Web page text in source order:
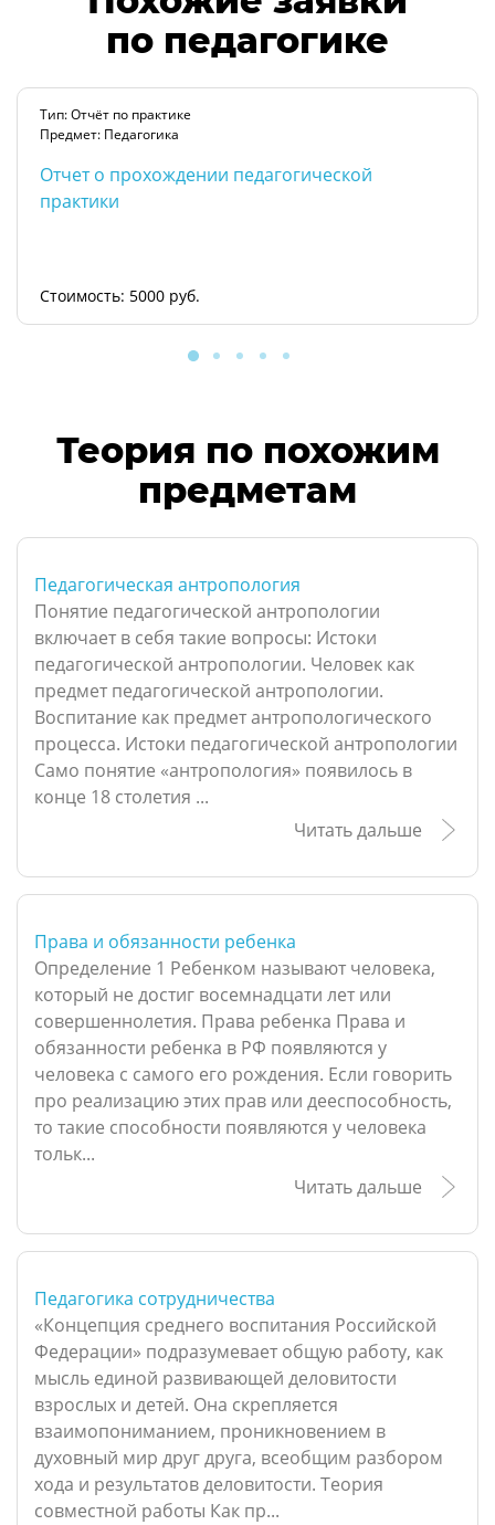
по педагогике
Тип: Отчёт по практике
Предмет: Педагогика
Отчет о прохождении педагогической
практики
Стоимость: 5000 руб.
Теория по похожим
предметам
Педагогическая антропология
Понятие педагогической антропологии
включает в себя такие вопросы: Истоки
педагогической антропологии. Человек как
предмет педагогической антропологии.
Воспитание как предмет антропологического
процесса. Истоки педагогической антропологии
Само понятие «антропология» появилось в
конце 18 столетия ...
Читать дальше
Права и обязанности ребенка
Определение 1 Ребенком называют человека,
который не достиг восемнадцати лет или
совершеннолетия. Права ребенка Права и
обязанности ребенка в РФ появляются у
человека с самого его рождения. Если говорить
про реализацию этих прав или дееспособность,
то такие способности появляются у человека
тольк...
Читать дальше
Педагогика сотрудничества
«Концепция среднего воспитания Российской
Федерации» подразумевает общую работу, как
мысль единой развивающей деловитости
взрослых и детей. Она скрепляется
взаимопониманием, проникновением в
духовный мир друг друга, всеобщим разбором
хода и результатов деловитости. Теория
совместной работы Как пр...